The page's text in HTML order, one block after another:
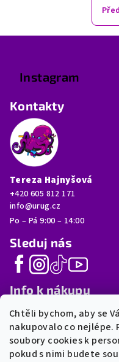
Chtěli bychom, aby se
nakupovalo co nejlépe.
soubory cookies k
pokud s nimi budete
Instagram
Kontakty
Tereza Hajnyšová
+420 605 812 171
info@urug.cz
Po – Pá 9:00 – 14:00
Sleduj nás
Info k nákupu
FAQ
Moje objednávka
Postup výroby